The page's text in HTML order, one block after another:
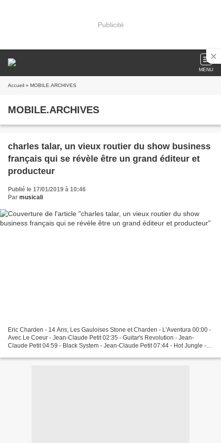
Publicité
MENU
Accueil » MOBILE.ARCHIVES
MOBILE.ARCHIVES
charles talar, un vieux routier du show business
français qui se révèle être un grand éditeur et
producteur
Publié le 17/01/2019 à 10:46
Par musicali
Eric Charden - 14 Ans, Les Gauloises Stone et Charden - L'Aventura 00:00 -
Avec Le Coeur - Jean-Claude Petit 02:35 - Guitar's Revolution - Jean-
Claude Petit 04:59 - Black System - Jean-Claude Petit 07:44 - Hot Jungle -